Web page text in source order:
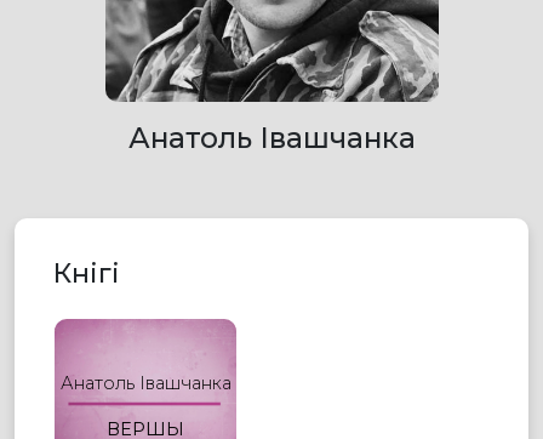
Анатоль Івашчанка
Кнігі
Анатоль Івашчанка
ВЕРШЫ